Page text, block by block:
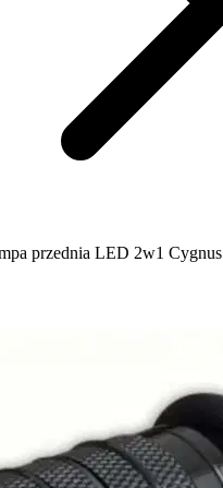
przednia LED 2w1 Cygnus